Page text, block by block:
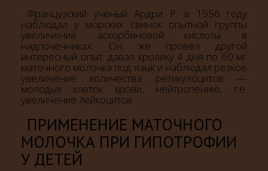
Французский ученый Ардри Р. в 1956 году
наблюдал у морских свинок опытной группы
увеличение аскорбиновой кислоты в
надпочечниках. Он же провел другой
интересный опыт: давал кролику 4 дня по 60 мг
маточного молочка под язык и наблюдал резкое
увеличение количества ретикулоцитов —
молодых клеток крови, нейтропению, т.е.
увеличение лейкоцитов.
ПРИМЕНЕНИЕ МАТОЧНОГО
МОЛОЧКА ПРИ ГИПОТРОФИИ
У ДЕТЕЙ